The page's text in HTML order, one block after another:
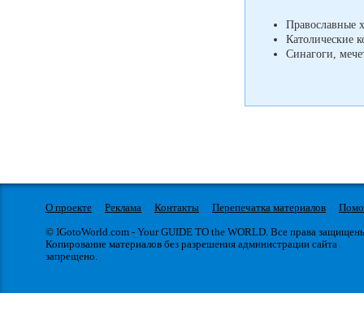
Православные
Католические
Синагоги,
О проекте Реклама Контакты Перепечатка материалов
© IGotoWorld.com - Your GUIDE TO the WORLD. Все права
Копирование материалов без разрешения администрации сайта
запрещено.